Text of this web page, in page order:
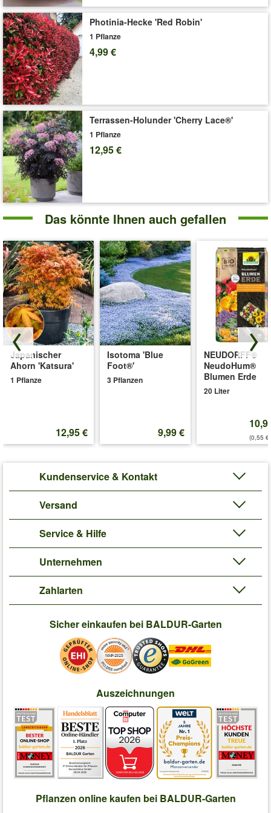
Photinia-Hecke 'Red Robin'
1 Pflanze
4,99 €
Terrassen-Holunder 'Cherry Lace®'
1 Pflanze
12,95 €
Das könnte Ihnen auch gefallen
Japanischer
Ahorn 'Katsura'
1 Pflanze
12,95 €
Isotoma 'Blue
Foot®'
3 Pflanzen
9,99 €
NEUDORFF®
NeudoHum®
Blumen Erde
20 Liter
(0,55
Kundenservice & Kontakt
Versand
Service & Hilfe
Unternehmen
Zahlarten
Sicher einkaufen bei BALDUR-Garten
Auszeichnungen
Pflanzen online kaufen bei BALDUR-Garten